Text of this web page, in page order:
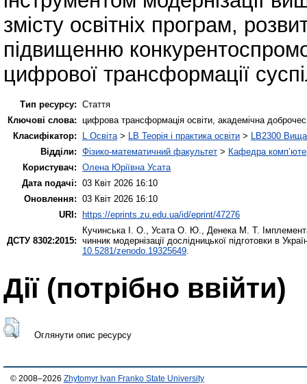
змісту освітніх програм,
підвищенню
цифрової трансформації
Тип ресурсу: Стаття
Ключові слова: цифрова трансформація освіти, академічна
Класифікатор:
L Освіта > LB Теорія і практика освіти > LB2300 Вища
Відділи: Фізико-математичний факультет > Кафедра
Користувач: Олена Юріївна Усата
Дата подачі: 03 Квіт 2026 16:10
Оновлення: 03 Квіт 2026 16:10
URI: https://eprints.zu.edu.ua/id/eprint/47276
ДСТУ 8302:2015:
Кучинська І. О. Усата О. Ю. Денека М. Т.
чинник модернізації дослідницької підготовки в
10.5281/zenodo.19325649
Дії ​​(потрібно ввійти)
Оглянути опис ресурсу
© 2008–2026 Zhytomyr Ivan Franko State University